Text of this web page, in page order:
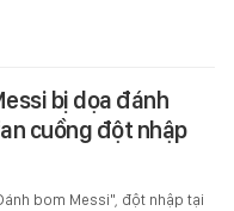
bị dọa đánh
cuồng đột nhập
bom Messi", đột nhập tại